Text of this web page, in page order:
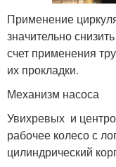
Применение
значительно
счет применения
их прокладки.
Механизм насоса
Увихревых и
рабочее колесо с
цилиндрический